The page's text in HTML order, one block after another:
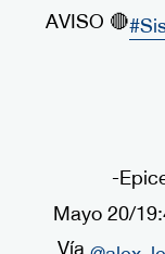
AVISO 🔴
-
Mayo 20/
Vía